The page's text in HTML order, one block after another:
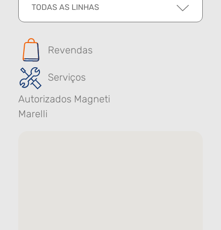
TODAS AS LINHAS
Revendas
Serviços
Autorizados Magneti
Marelli